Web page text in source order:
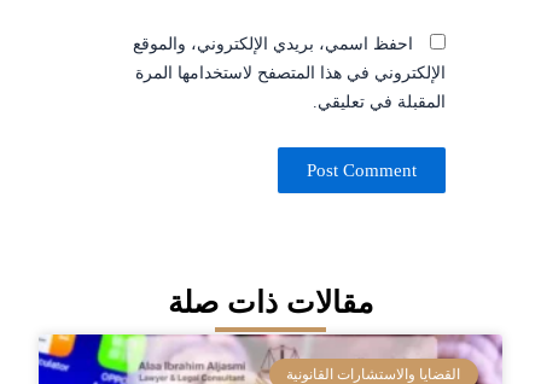
احفظ اسمي، بريدي الإلكتروني، والموقع
الإلكتروني في هذا المتصفح لاستخدامها المرة
المقبلة في تعليقي.
مقالات ذات صلة
القضايا والاستشارات القانونية